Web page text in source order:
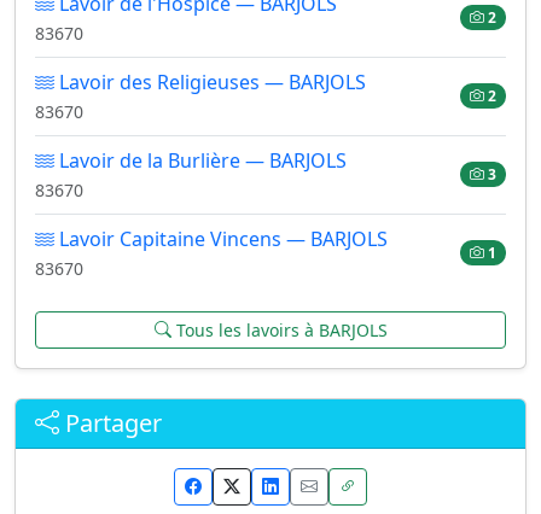
83670
2
Lavoir des Religieuses — BARJOLS
83670
2
Lavoir de la Burlière — BARJOLS
83670
3
Lavoir Capitaine Vincens — BARJOLS
83670
1
Tous les lavoirs à BARJOLS
Partager